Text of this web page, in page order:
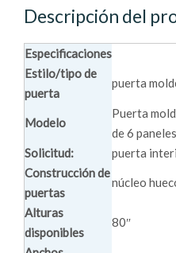
Descripción del
Especificaciones
Estilo/tipo de
puerta
puerta
Modelo
Puerta
de 6 paneles
Solicitud:
puerta
Construcción de
puertas
núcleo
Alturas
disponibles
80″